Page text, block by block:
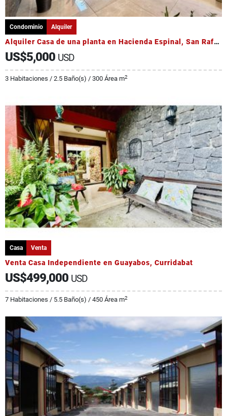
Condominio Alquiler
Alquiler Casa de una planta en Hacienda Espinal, San Rafael, Alajuela
US$5,000 USD
3 Habitaciones / 2.5 Baño(s) / 300 Área m2
Casa Venta
Venta Casa Independiente en Guayabos, Curridabat
US$499,000 USD
7 Habitaciones / 5.5 Baño(s) / 450 Área m2